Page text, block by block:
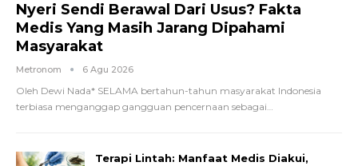
Nyeri Sendi Berawal Dari Usus? Fakta
Medis Yang Masih Jarang Dipahami
Masyarakat
Metronom 6 Agu 2026
Oleh Dewi Nada* SELAMA bertahun-tahun masyarakat Indonesia
terbiasa menganggap gangguan pencernaan sebagai…
Terapi Lintah: Manfaat Medis Diakui,